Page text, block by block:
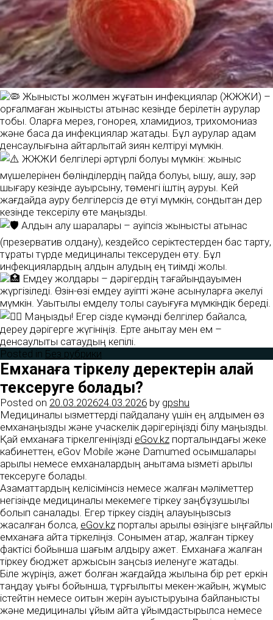
Жыныстық жолмен жұғатын инфекциялар (ЖЖЖИ) –
қорғалмаған жыныстық қатынас кезінде берілетін аурулар
тобы. Оларға мерез, гонорея, хламидиоз, трихомониаз
және басқа да инфекциялар жатады. Бұл аурулар адам
денсаулығына айтарлықтай зиян келтіруі мүмкін.
ЖЖЖИ белгілері әртүрлі болуы мүмкін: жыныс
мүшелерінен бөлінділердің пайда болуы, қышу, ашу, зәр
шығару кезінде ауырсыну, төменгі іштің ауруы. Кей
жағдайда ауру белгілерсіз де өтуі мүмкін, сондықтан дер
кезінде тексерілу өте маңызды.
Алдын алу шаралары – қауіпсіз жыныстық қатынас
(презерватив қолдану), кездейсоқ серіктестерден бас тарту,
тұрақты түрде медициналық тексеруден өту. Бұл
инфекциялардың алдын алудың ең тиімді жолы.
Емдеу жолдары – дәрігердің тағайындауымен
жүргізіледі. Өзін-өзі емдеу қауіпті және асқынуларға әкелуі
мүмкін. Уақытылы емделу толық сауығуға мүмкіндік береді.
Маңызды! Егер сізде күмәнді белгілер байқалса,
дереу дәрігерге жүгініңіз. Ерте анықтау мен ем –
денсаулықты сақтаудың кепілі.
Posted in Без рубрики
Емханаға тіркелу деректерін қалай
тексеруге болады?
Posted on 20.03.202624.03.2026 by gpshu
Медициналық қызметтерді пайдалану үшін ең алдымен өз
емханаңызды және учаскелік дәрігеріңізді білу маңызды.
Қай емханаға тіркелгеніңізді eGov.kz порталындағы жеке
кабинеттен, eGov Mobile және Damumed қосымшалары
арқылы немесе емханалардың анықтама қызметі арқылы
тексеруге болады.
Азаматтардың келісімінсіз немесе жалған мәліметтер
негізінде медициналық мекемеге тіркеу заңбұзушылық
болып саналады. Егер тіркеу сіздің қалауыңызсыз
жасалған болса, eGov.kz порталы арқылы өзіңізге ыңғайлы
емханаға қайта тіркеліңіз. Сонымен қатар, жалған тіркеу
фактісі бойынша шағым қалдыру қажет. Емханаға жалған
тіркеу бюджет қаржысын заңсыз иеленуге жатады.
Біле жүріңіз, қажет болған жағдайда жылына бір рет еркін
таңдау құқығы бойынша, тұрғылықты мекен-жайын, жұмыс
істейтін немесе оқитын жерін ауыстыруына байланысты
және медициналық ұйым қайта ұйымдастырылса немесе